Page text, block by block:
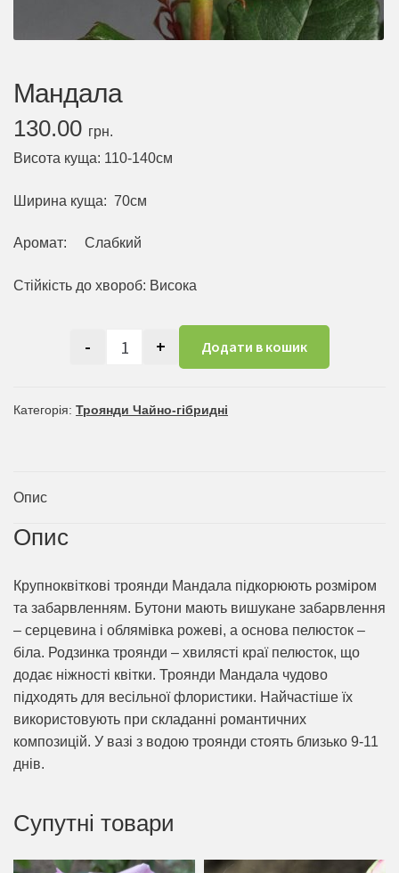
Мандала
130.00 грн.
Висота куща: 110-140см
Ширина куща: 70см
Аромат: Слабкий
Стійкість до хвороб: Висока
Мандала кількість
- + Додати в кошик
Категорія: Троянди Чайно-гібридні
Опис
Опис
Крупноквіткові троянди Мандала підкорюють розміром
та забарвленням. Бутони мають вишукане забарвлення
– серцевина і облямівка рожеві, а основа пелюсток –
біла. Родзинка троянди – хвилясті краї пелюсток, що
додає ніжності квітки. Троянди Мандала чудово
підходять для весільної флористики. Найчастіше їх
використовують при складанні романтичних
композицій. У вазі з водою троянди стоять близько 9-11
днів.
Супутні товари